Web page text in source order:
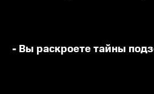
- Вы раскроете тайны